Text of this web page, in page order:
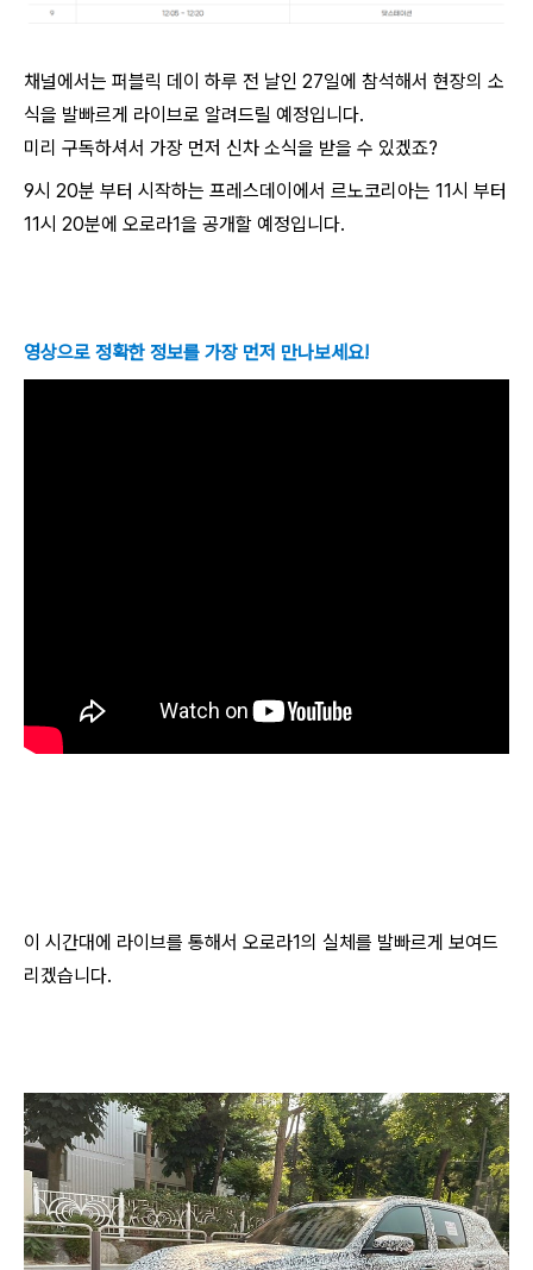
채널에서는 퍼블릭 데이 하루 전 날인 27일에 참석해서 현장의 소
식을 발빠르게 라이브로 알려드릴 예정입니다.
미리 구독하셔서 가장 먼저 신차 소식을 받을 수 있겠죠?
9시 20분 부터 시작하는 프레스데이에서 르노코리아는 11시 부터
11시 20분에 오로라1을 공개할 예정입니다.
영상으로 정확한 정보를 가장 먼저 만나보세요!
이 시간대에 라이브를 통해서 오로라1의 실체를 발빠르게 보여드
리겠습니다.